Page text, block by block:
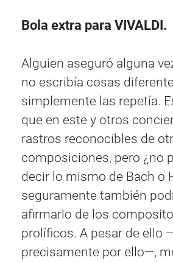
Bola extra para VIVALDI.
Alguien aseguró alguna
no escribía cosas
simplemente las repetía.
que en este y otros
rastros reconocibles de
composiciones, pero ¿no
decir lo mismo de Bach o
seguramente también
afirmarlo de los
prolíficos. A pesar de ello
precisamente por ello—,